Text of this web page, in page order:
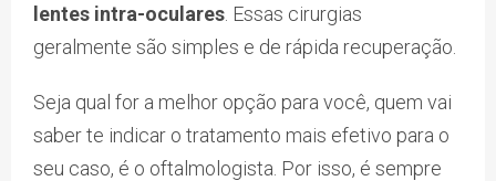
lentes intra-oculares . Essas cirurgias
geralmente são simples e de rápida recuperação.
Seja qual for a melhor opção para você, quem vai
saber te indicar o tratamento mais efetivo para o
seu caso, é o oftalmologista. Por isso, é sempre